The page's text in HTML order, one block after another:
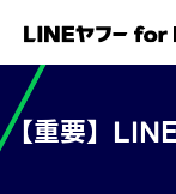
【重要】